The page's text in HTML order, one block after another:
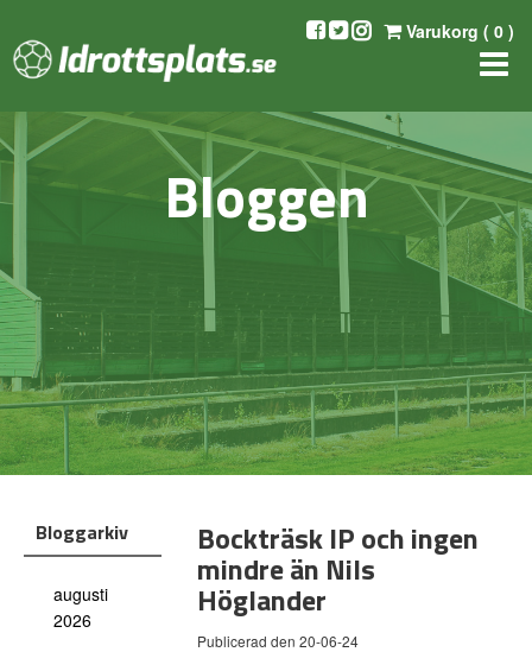
Varukorg ( 0 )
Bloggen
Bloggarkiv
augusti
2026
Bockträsk IP och ingen
mindre än Nils
Höglander
Publicerad den 20-06-24